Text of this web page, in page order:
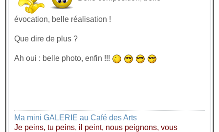
évocation, belle réalisation !
Que dire de plus ?
Ah oui : belle photo, enfin !!!
Ma mini GALERIE au Café des Arts
Je peins, tu peins, il peint, nous peignons, vous